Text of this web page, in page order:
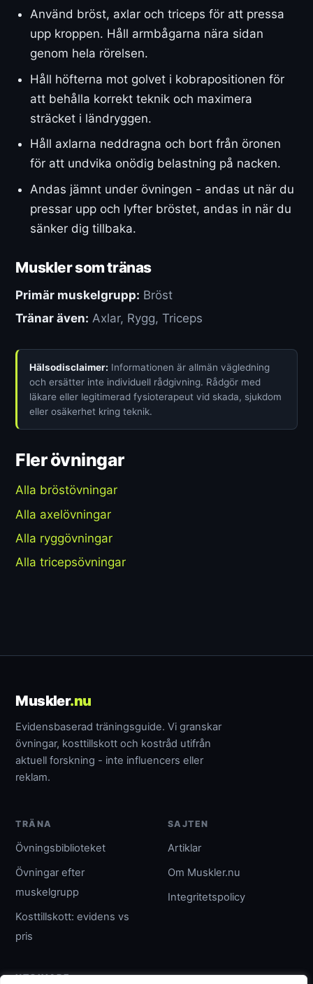
Använd bröst, axlar och triceps för att pressa
upp kroppen. Håll armbågarna nära sidan
genom hela rörelsen.
Håll höfterna mot golvet i kobrapositionen för
att behålla korrekt teknik och maximera
sträcket i ländryggen.
Håll axlarna neddragna och bort från öronen
för att undvika onödig belastning på nacken.
Andas jämnt under övningen - andas ut när du
pressar upp och lyfter bröstet, andas in när du
sänker dig tillbaka.
Muskler som tränas
Primär muskelgrupp: Bröst
Tränar även: Axlar, Rygg, Triceps
Hälsodisclaimer: Informationen är allmän vägledning
och ersätter inte individuell rådgivning. Rådgör med
läkare eller legitimerad fysioterapeut vid skada, sjukdom
eller osäkerhet kring teknik.
Fler övningar
Alla bröstövningar
Alla axelövningar
Alla ryggövningar
Alla tricepsövningar
Muskler.nu
Evidensbaserad träningsguide. Vi granskar
övningar, kosttillskott och kostråd utifrån
aktuell forskning - inte influencers eller
reklam.
TRÄNA
Övningsbiblioteket
Övningar efter
muskelgrupp
Kosttillskott: evidens vs
pris
SAJTEN
Artiklar
Om Muskler.nu
Integritetspolicy
UTGIVARE